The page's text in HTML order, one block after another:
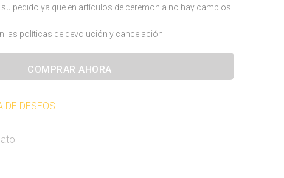
su pedido ya que en artículos de ceremonia no hay cambios
las políticas de devolución y cancelación
COMPRAR AHORA
DE DESEOS